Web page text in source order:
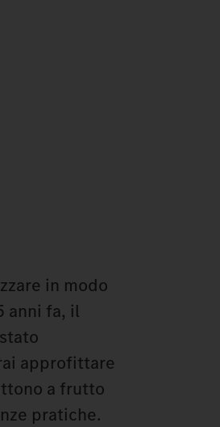
in modo
anni fa, il
approfittare
a frutto
pratiche.